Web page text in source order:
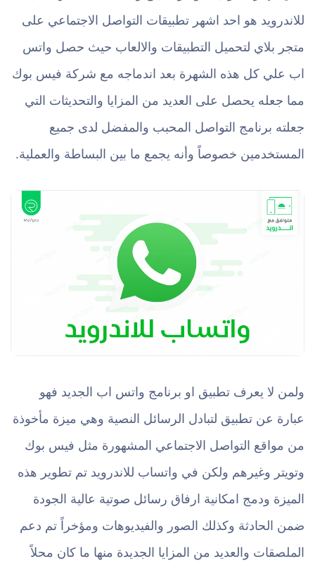
للاندرويد هو احد اشهر تطبيقات التواصل الاجتماعي على
متجر بلاي لتحميل التطبيقات والالعاب حيث حصل واتس
اب علي كل هذه الشهرة بعد اندماجه مع شركة فيس بوك
مما جعله يحصل على العديد من المزايا والتحديثات التي
جعلته برنامج التواصل المحبب والمفضل لدى جميع
المستخدمين خصوصاً وأنه يجمع ما بين البساطة والعملية.
ولمن لا يعرف تطبيق او برنامج واتس اب الجديد فهو
عبارة عن تطبيق لتبادل الرسائل النصية وهي ميزة مأخوذة
من مواقع التواصل الاجتماعي المشهورة مثل فيس بوك
وتويتر وغيرهم ولكن في واتساب للاندرويد تم تطوير هذه
الميزة ودمج امكانية ارفاق رسائل صوتية عالية الجودة
ضمن الحادثة وكذلك الصور والفيديوهات ومؤخراً تم دعم
الملصقات والعديد من المزايا الجديدة منها ما كان محلاً